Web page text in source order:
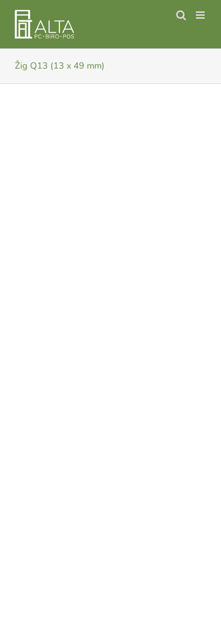
content
Žig Q13 (13 x 49 mm)